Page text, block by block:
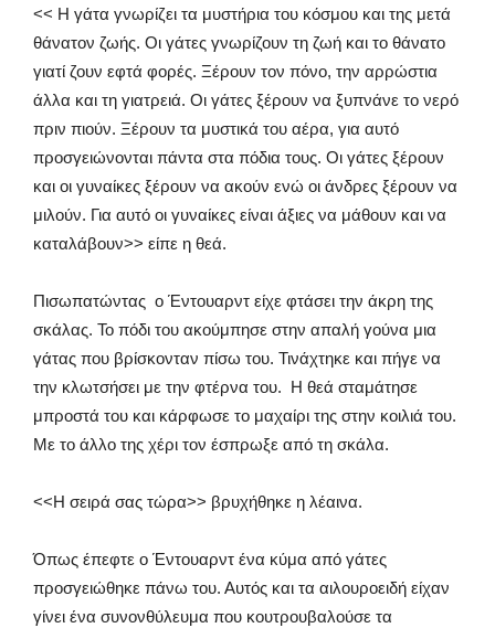
<< Η γάτα γνωρίζει τα μυστήρια του κόσμου και της μετά
θάνατον ζωής. Οι γάτες γνωρίζουν τη ζωή και το θάνατο
γιατί ζουν εφτά φορές. Ξέρουν τον πόνο, την αρρώστια
άλλα και τη γιατρειά. Οι γάτες ξέρουν να ξυπνάνε το νερό
πριν πιούν. Ξέρουν τα μυστικά του αέρα, για αυτό
προσγειώνονται πάντα στα πόδια τους. Οι γάτες ξέρουν
και οι γυναίκες ξέρουν να ακούν ενώ οι άνδρες ξέρουν να
μιλούν. Για αυτό οι γυναίκες είναι άξιες να μάθουν και να
καταλάβουν>> είπε η θεά.
Πισωπατώντας ο Έντουαρντ είχε φτάσει την άκρη της
σκάλας. Το πόδι του ακούμπησε στην απαλή γούνα μια
γάτας που βρίσκονταν πίσω του. Τινάχτηκε και πήγε να
την κλωτσήσει με την φτέρνα του. Η θεά σταμάτησε
μπροστά του και κάρφωσε το μαχαίρι της στην κοιλιά του.
Με το άλλο της χέρι τον έσπρωξε από τη σκάλα.
<<Η σειρά σας τώρα>> βρυχήθηκε η λέαινα.
Όπως έπεφτε ο Έντουαρντ ένα κύμα από γάτες
προσγειώθηκε πάνω του. Αυτός και τα αιλουροειδή είχαν
γίνει ένα συνονθύλευμα που κουτρουβαλούσε τα